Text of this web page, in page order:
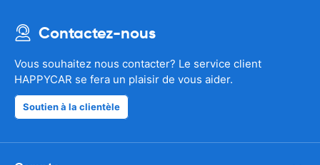
Contactez-nous
Vous souhaitez nous contacter? Le service client
HAPPYCAR se fera un plaisir de vous aider.
Soutien à la clientèle